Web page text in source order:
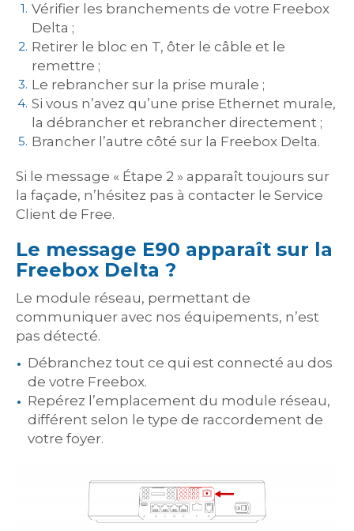
Vérifier les branchements de votre Freebox
Delta ;
Retirer le bloc en T, ôter le câble et le
remettre ;
Le rebrancher sur la prise murale ;
Si vous n’avez qu’une prise Ethernet murale,
la débrancher et rebrancher directement ;
Brancher l’autre côté sur la Freebox Delta.
Si le message « Étape 2 » apparaît toujours sur
la façade, n’hésitez pas à contacter le Service
Client de Free.
Le message E90 apparaît sur la
Freebox Delta ?
Le module réseau, permettant de
communiquer avec nos équipements, n’est
pas détecté.
Débranchez tout ce qui est connecté au dos
de votre Freebox.
Repérez l’emplacement du module réseau,
différent selon le type de raccordement de
votre foyer.